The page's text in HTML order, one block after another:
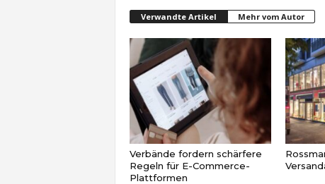
Verwandte Artikel Mehr vom Autor
Verbände fordern schärfere
Regeln für E-Commerce-
Plattformen